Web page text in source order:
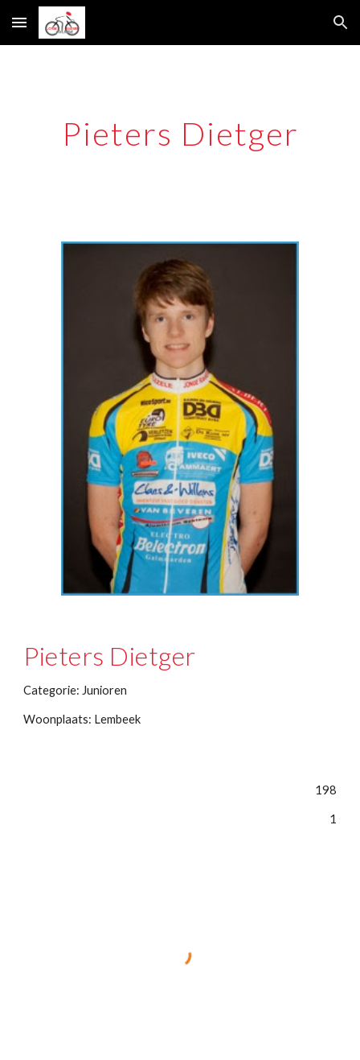
Skip to main content Skip to navigation
Pieters Dietger
Pieters Dietger
Categorie: Junioren
Woonplaats: Lembeek
198
1